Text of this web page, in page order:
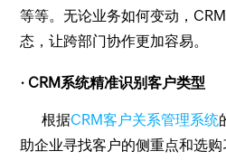
等等。无论业务如何变动，
态，让跨部门协作更加容易。
· CRM系统精准识别客户类型
根据CRM客户关系管理系统
助企业寻找客户的侧重点和选